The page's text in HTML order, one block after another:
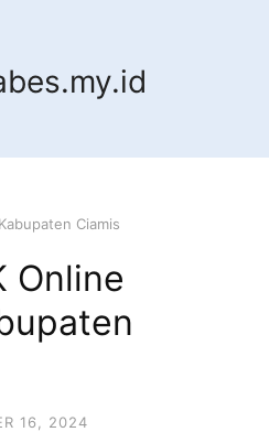
Ciamis
Online
16, 2024